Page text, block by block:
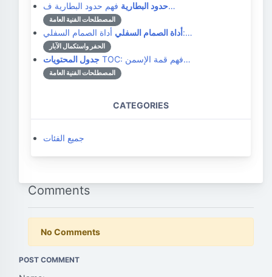
حدود البطاريةفهم حدود البطارية ف…
المصطلحات الفنية العامة
أداة الصمام السفليأداة الصمام السفلي:…
الحفر واستكمال الآبار
جدول المحتويات TOC: فهم قمة الإسمن…
المصطلحات الفنية العامة
CATEGORIES
جميع الفئات
Comments
No Comments
POST COMMENT